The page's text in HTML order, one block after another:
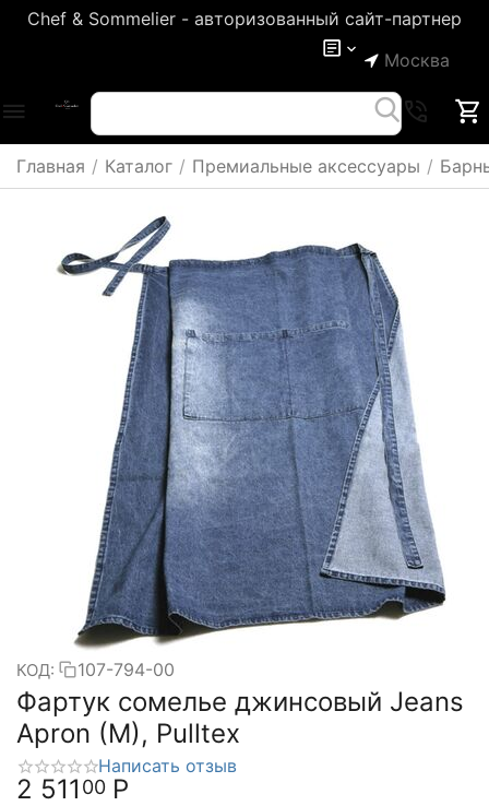
Chef & Sommelier - авторизованный сайт-партнер
Москва
Главная / Каталог / Премиальные аксессуары /
КОД: 107-794-00
Фартук сомелье джинсовый Jeans
Apron (M), Pulltex
Написать отзыв
2 511 00 Р